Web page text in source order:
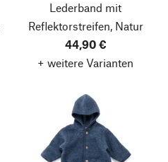
Lederband mit
Reflektorstreifen, Natur
44,90 €
+ weitere Varianten